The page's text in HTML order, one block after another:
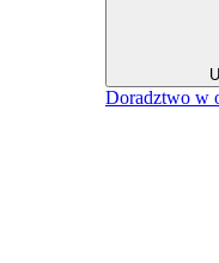
Doradztwo w